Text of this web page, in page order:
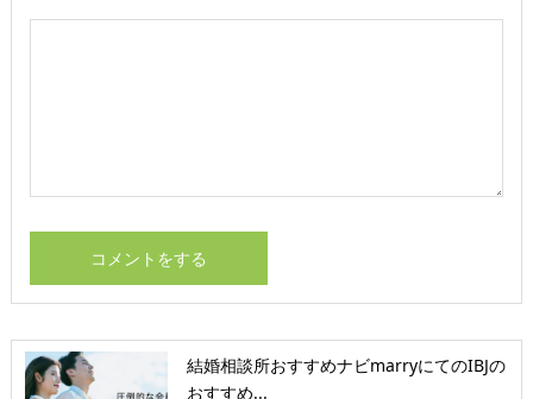
結婚相談所おすすめナビmarryにてのIBJの
おすすめ...